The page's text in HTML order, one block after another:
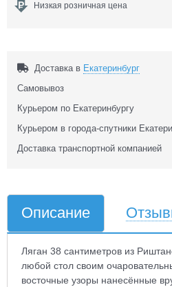
Низкая розничная цена
Доставка в Екатеринбург
Самовывоз
Курьером по Екатеринбургу
Курьером в города-спутники
Доставка транспортной компанией
Описание
Ляган 38 сантиметров из
любой стол своим
восточные узоры нанесённые